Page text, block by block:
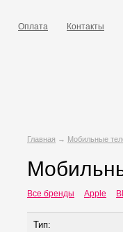
Оплата Контакты
Главная → Мобильные
Все бренды Apple
Тип: